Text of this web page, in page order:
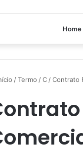
Home
/Termo /C /Contrato